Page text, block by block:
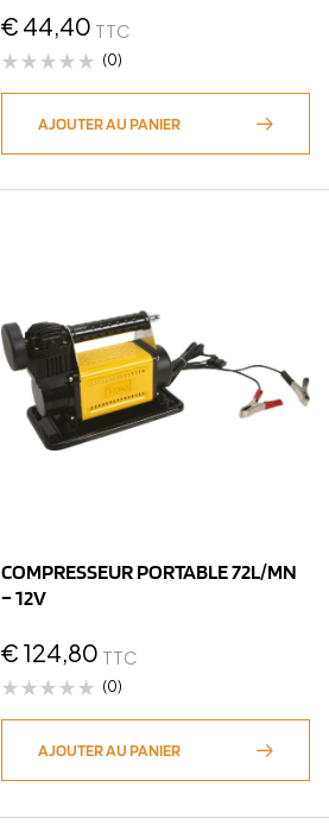
€ 44,40 TTC
(0)
AJOUTER AU PANIER
COMPRESSEUR PORTABLE 72L/MN
– 12V
€ 124,80 TTC
(0)
AJOUTER AU PANIER